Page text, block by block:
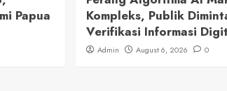
Papua
Kompleks, Publik
Verifikasi Informasi
Admin August 6, 2026 0